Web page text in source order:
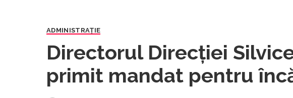
ADMINISTRAŢIE
Directorul Direcţiei
primit mandat pentru